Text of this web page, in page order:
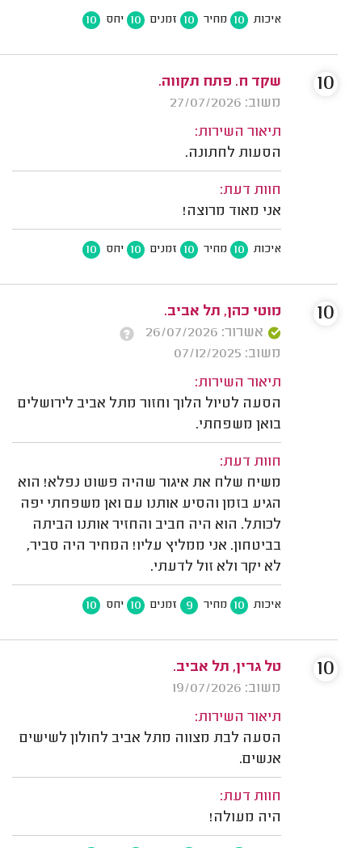
איכות 10 מחיר 10 זמנים 10 יחס 10
שקד ח. פתח תקווה.
משוב: 27/07/2026
תיאור השירות:
הסעות לחתונה.
חוות דעת:
אני מאוד מרוצה!
איכות 10 מחיר 10 זמנים 10 יחס 10
10
מוטי כהן, תל אביב.
אשרור: 26/07/2026
משוב: 07/12/2025
תיאור השירות:
הסעה לטיול הלוך וחזור מתל אביב לירושלים
בואן משפחתי.
חוות דעת:
משיח שלח את איגור שהיה פשוט נפלא! הוא
הגיע בזמן והסיע אותנו עם ואן משפחתי יפה
לכותל. הוא היה חביב והחזיר אותנו הביתה
בביטחון. אני ממליץ עליו! המחיר היה סביר,
לא יקר ולא זול לדעתי.
איכות 10 מחיר 9 זמנים 10 יחס 10
10
טל גרין, תל אביב.
משוב: 19/07/2026
תיאור השירות:
הסעה לבת מצווה מתל אביב לחולון לשישים
אנשים.
חוות דעת:
היה מעולה!
10